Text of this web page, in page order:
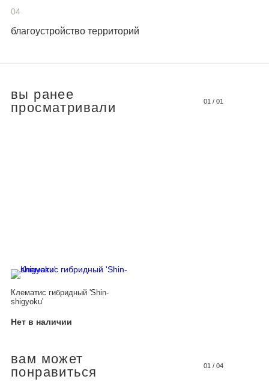
04
благоустройство территорий
вы ранее
просматривали
01 / 01
Клематис гибридный 'Shin-
shigyoku'
Нет в наличии
вам может
понравиться
01 / 04